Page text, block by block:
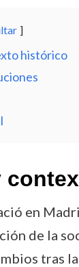
histórico
en
de la
tras